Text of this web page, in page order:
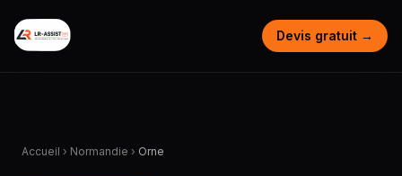
Devis gratuit →
Accueil › Normandie › Orne